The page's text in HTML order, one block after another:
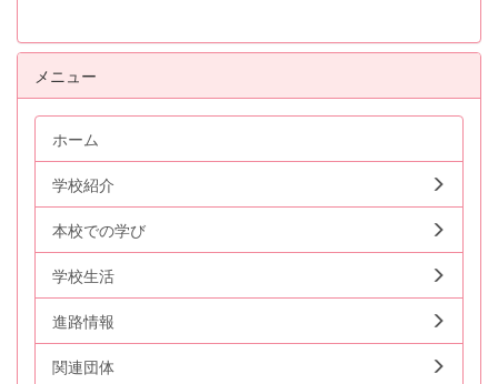
メニュー
ホーム
学校紹介
本校での学び
学校生活
進路情報
関連団体